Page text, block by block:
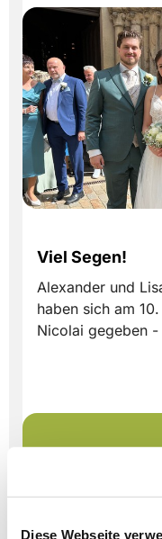
Diese Webseite
Viel Segen!
Alexander und
haben sich am
Nicolai gegeben
Dies